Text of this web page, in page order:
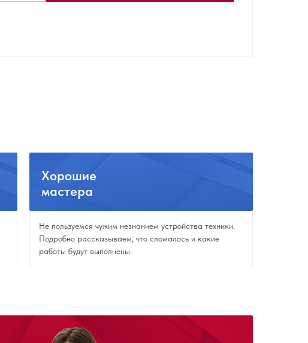
Хорошие
мастера
Не пользуемся чужим незнанием устройства техники.
Подробно рассказываем, что сломалось и какие
работы будут выполнены.